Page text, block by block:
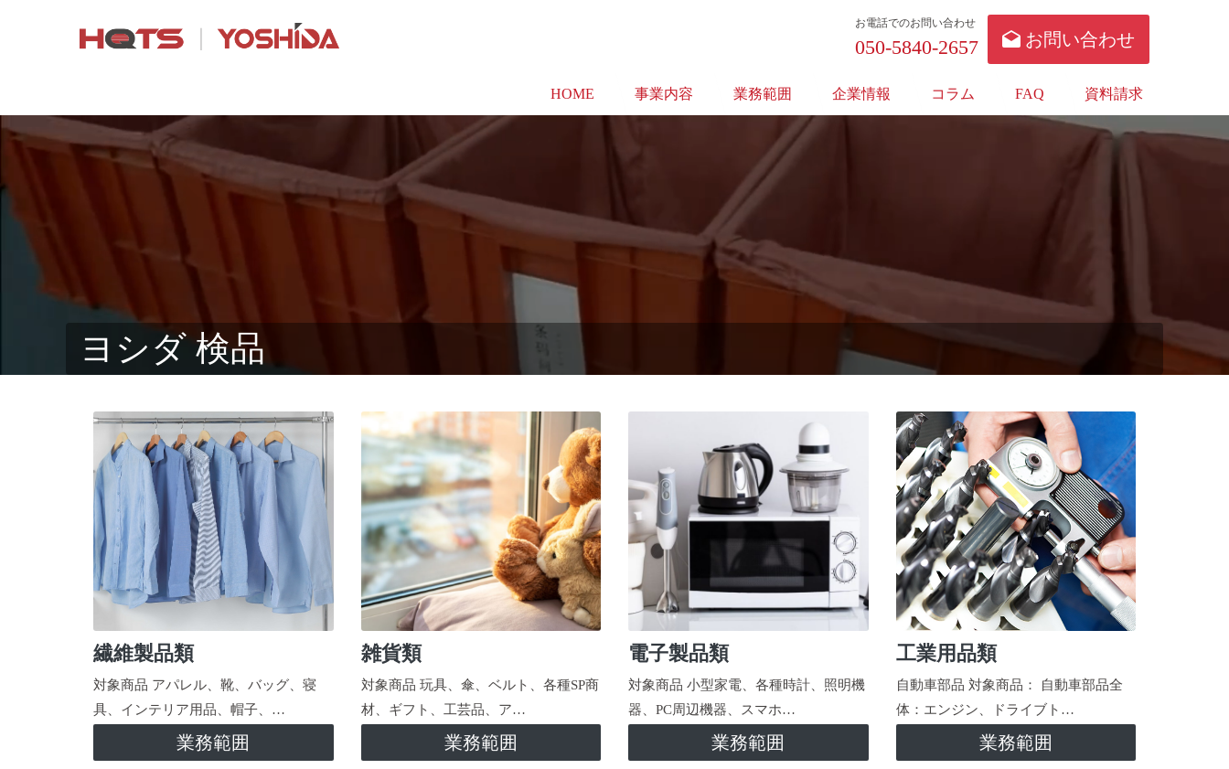
お電話でのお問い合わせ
050-5840-2657 お問い合わせ
HOME 事業内容 業務範囲 企業情報 コラム FAQ 資料請求
ヨシダ 検品
繊維製品類
対象商品 アパレル、靴、バッグ、寝
具、インテリア用品、帽子、…
業務範囲
雑貨類
対象商品 玩具、傘、ベルト、各種SP商
材、ギフト、工芸品、ア…
業務範囲
電子製品類
対象商品 小型家電、各種時計、照明機
器、PC周辺機器、スマホ…
業務範囲
工業用品類
自動車部品 対象商品： 自動車部品全
体：エンジン、ドライブト…
業務範囲